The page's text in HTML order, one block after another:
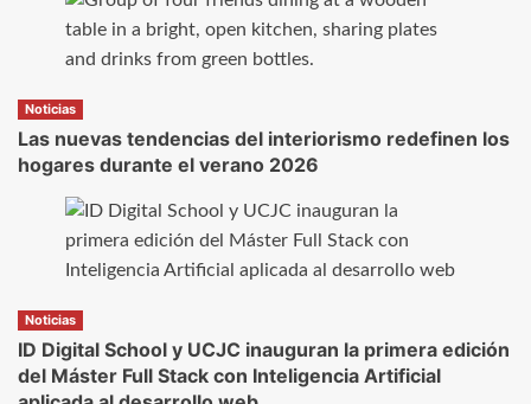
Noticias
Las nuevas tendencias del interiorismo redefinen los
hogares durante el verano 2026
Noticias
ID Digital School y UCJC inauguran la primera edición
del Máster Full Stack con Inteligencia Artificial